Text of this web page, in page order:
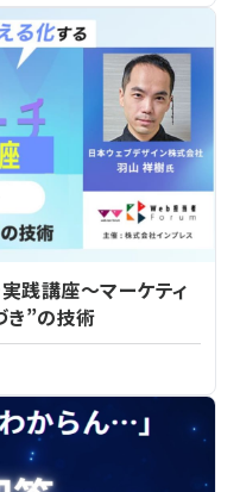
践講座～マーケティ
き”の技術